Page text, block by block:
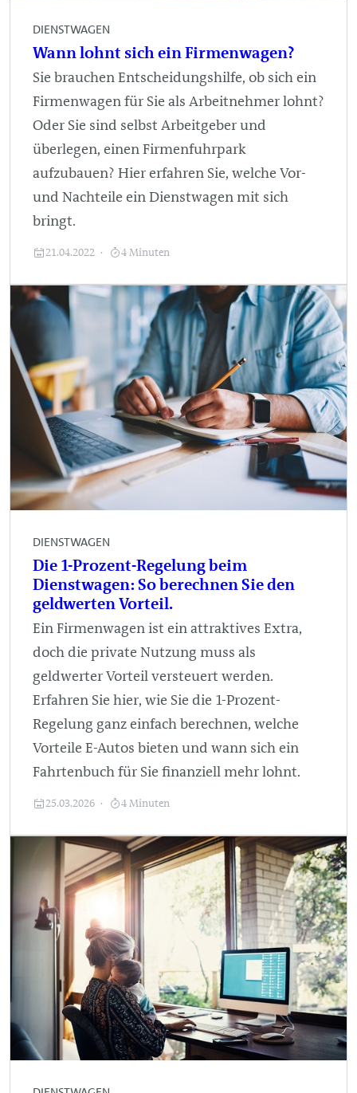
DIENSTWAGEN
Wann lohnt sich ein Firmenwagen?
Sie brauchen Entscheidungshilfe, ob sich ein
Firmenwagen für Sie als Arbeitnehmer lohnt?
Oder Sie sind selbst Arbeitgeber und
überlegen, einen Firmenfuhrpark
aufzubauen? Hier erfahren Sie, welche Vor-
und Nachteile ein Dienstwagen mit sich
bringt.
21.04.2022 4 Minuten
DIENSTWAGEN
Die 1-Prozent-Regelung beim
Dienstwagen: So berechnen Sie den
geldwerten Vorteil.
Ein Firmenwagen ist ein attraktives Extra,
doch die private Nutzung muss als
geldwerter Vorteil versteuert werden.
Erfahren Sie hier, wie Sie die 1-Prozent-
Regelung ganz einfach berechnen, welche
Vorteile E-Autos bieten und wann sich ein
Fahrtenbuch für Sie finanziell mehr lohnt.
25.03.2026 4 Minuten